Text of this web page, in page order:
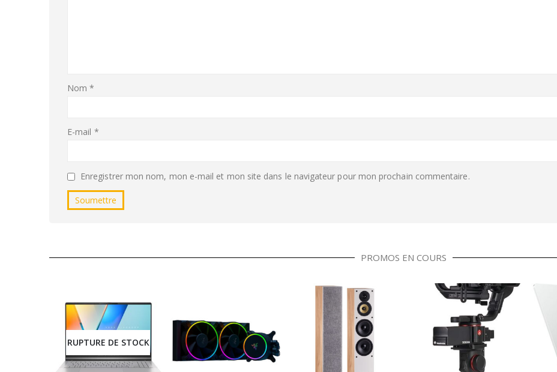
Nom*
E-mail *
Enregistrer mon nom, mon e-mail et mon site dans le navigateur pour mon prochain commentaire.
PROMOS EN COURS
RUPTURE DE STOCK